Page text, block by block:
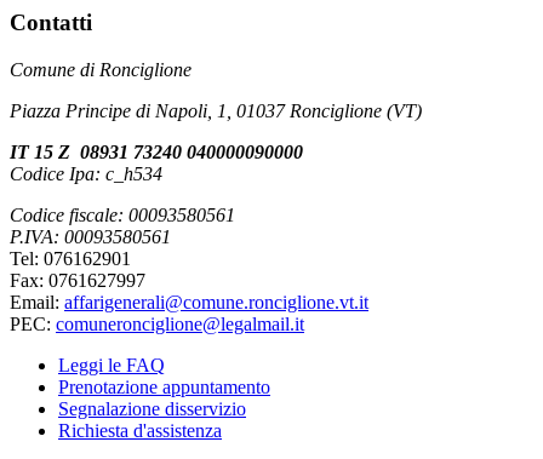
Contatti
Comune di Ronciglione
Piazza Principe di Napoli, 1, 01037 Ronciglione (VT)
IT 15 Z 08931 73240 040000090000
Codice Ipa: c_h534
Codice fiscale: 00093580561
P.IVA: 00093580561
Tel: 076162901
Fax: 0761627997
Email: affarigenerali@comune.ronciglione.vt.it
PEC: comuneronciglione@legalmail.it
Leggi le FAQ
Prenotazione appuntamento
Segnalazione disservizio
Richiesta d'assistenza